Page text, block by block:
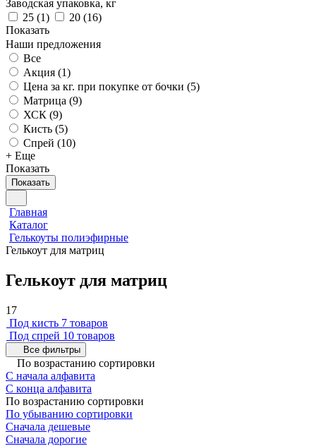
Заводская упаковка, кг
25 (1) 20 (16)
Показать
Наши предложения
Все
Акция (1)
Цена за кг. при покупке от бочки (5)
Матрица (9)
ХСК (9)
Кисть (5)
Спрей (10)
+ Еще
Показать
Показать
Главная
Каталог
Гелькоуты полиэфирные
Гелькоут для матриц
Гелькоут для матриц
17
Под кисть 7 товаров
Под спрей 10 товаров
Все фильтры
По возрастанию сортировки
С начала алфавита
С конца алфавита
По возрастанию сортировки
По убыванию сортировки
Сначала дешевые
Сначала дорогие